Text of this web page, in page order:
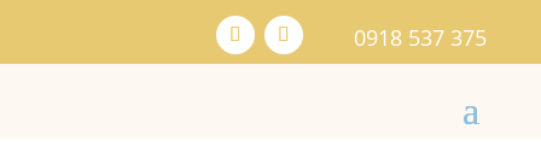
0918 537 375